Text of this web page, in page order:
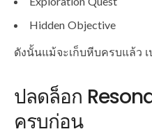
Hidden Objective
ดังนั้นแม้จะเก็บหีบครบแล้ว เ
ปลดล็อก
ครบก่อน